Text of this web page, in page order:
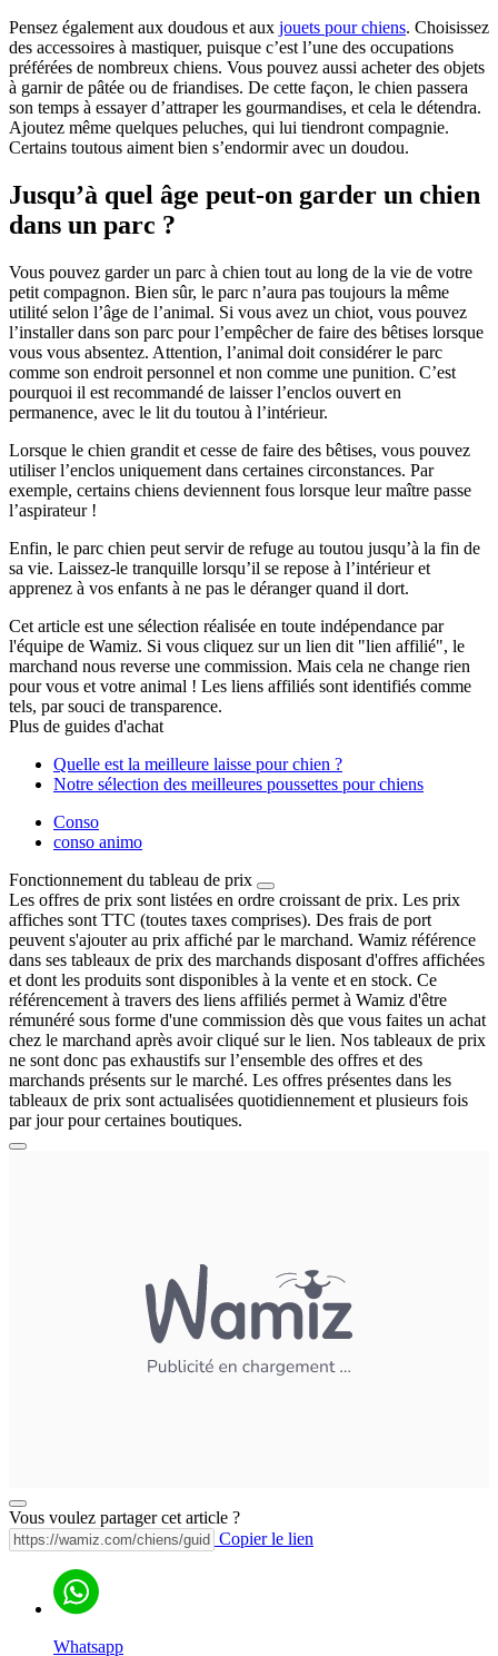
Pensez également aux doudous et aux jouets pour chiens. Choisissez
des accessoires à mastiquer, puisque c’est l’une des occupations
préférées de nombreux chiens. Vous pouvez aussi acheter des objets
à garnir de pâtée ou de friandises. De cette façon, le chien passera
son temps à essayer d’attraper les gourmandises, et cela le détendra.
Ajoutez même quelques peluches, qui lui tiendront compagnie.
Certains toutous aiment bien s’endormir avec un doudou.
Jusqu’à quel âge peut-on garder un chien
dans un parc ?
Vous pouvez garder un parc à chien tout au long de la vie de votre
petit compagnon. Bien sûr, le parc n’aura pas toujours la même
utilité selon l’âge de l’animal. Si vous avez un chiot, vous pouvez
l’installer dans son parc pour l’empêcher de faire des bêtises lorsque
vous vous absentez. Attention, l’animal doit considérer le parc
comme son endroit personnel et non comme une punition. C’est
pourquoi il est recommandé de laisser l’enclos ouvert en
permanence, avec le lit du toutou à l’intérieur.
Lorsque le chien grandit et cesse de faire des bêtises, vous pouvez
utiliser l’enclos uniquement dans certaines circonstances. Par
exemple, certains chiens deviennent fous lorsque leur maître passe
l’aspirateur !
Enfin, le parc chien peut servir de refuge au toutou jusqu’à la fin de
sa vie. Laissez-le tranquille lorsqu’il se repose à l’intérieur et
apprenez à vos enfants à ne pas le déranger quand il dort.
Cet article est une sélection réalisée en toute indépendance par
l'équipe de Wamiz. Si vous cliquez sur un lien dit "lien affilié", le
marchand nous reverse une commission. Mais cela ne change rien
pour vous et votre animal ! Les liens affiliés sont identifiés comme
tels, par souci de transparence.
Plus de guides d'achat
Quelle est la meilleure laisse pour chien ?
Notre sélection des meilleures poussettes pour chiens
Conso
conso animo
Fonctionnement du tableau de prix
Les offres de prix sont listées en ordre croissant de prix. Les prix
affiches sont TTC (toutes taxes comprises). Des frais de port
peuvent s'ajouter au prix affiché par le marchand. Wamiz référence
dans ses tableaux de prix des marchands disposant d'offres affichées
et dont les produits sont disponibles à la vente et en stock. Ce
référencement à travers des liens affiliés permet à Wamiz d'être
rémunéré sous forme d'une commission dès que vous faites un achat
chez le marchand après avoir cliqué sur le lien. Nos tableaux de prix
ne sont donc pas exhaustifs sur l’ensemble des offres et des
marchands présents sur le marché. Les offres présentes dans les
tableaux de prix sont actualisées quotidiennement et plusieurs fois
par jour pour certaines boutiques.
Vous voulez partager cet article ?
Copier le lien
Whatsapp